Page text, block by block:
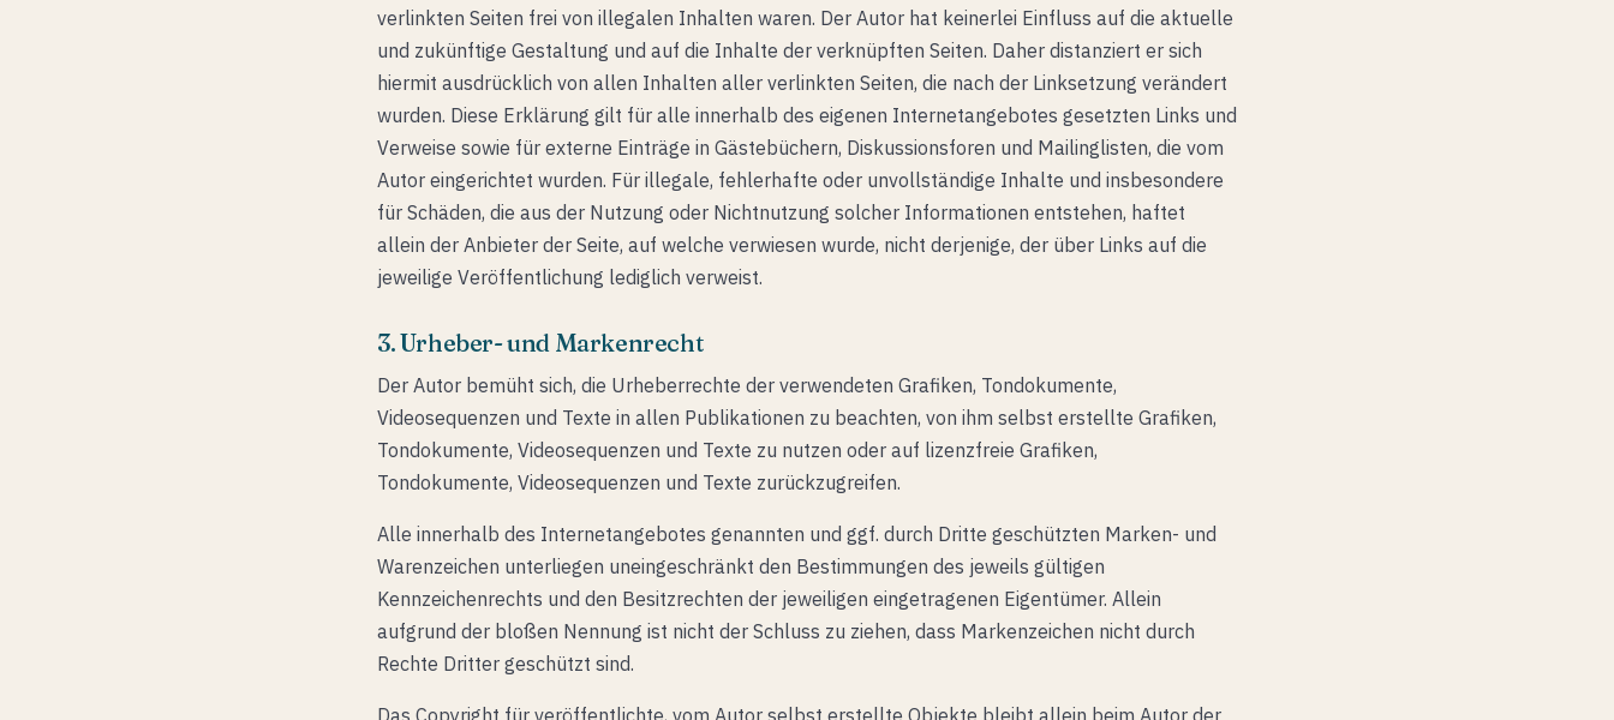
verlinkten Seiten frei von illegalen Inhalten waren. Der Autor hat keinerlei Einfluss auf die aktuelle
und zukünftige Gestaltung und auf die Inhalte der verknüpften Seiten. Daher distanziert er sich
hiermit ausdrücklich von allen Inhalten aller verlinkten Seiten, die nach der Linksetzung verändert
wurden. Diese Erklärung gilt für alle innerhalb des eigenen Internetangebotes gesetzten Links und
Verweise sowie für externe Einträge in Gästebüchern, Diskussionsforen und Mailinglisten, die vom
Autor eingerichtet wurden. Für illegale, fehlerhafte oder unvollständige Inhalte und insbesondere
für Schäden, die aus der Nutzung oder Nichtnutzung solcher Informationen entstehen, haftet
allein der Anbieter der Seite, auf welche verwiesen wurde, nicht derjenige, der über Links auf die
jeweilige Veröffentlichung lediglich verweist.
3. Urheber- und Markenrecht
Der Autor bemüht sich, die Urheberrechte der verwendeten Grafiken, Tondokumente,
Videosequenzen und Texte in allen Publikationen zu beachten, von ihm selbst erstellte Grafiken,
Tondokumente, Videosequenzen und Texte zu nutzen oder auf lizenzfreie Grafiken,
Tondokumente, Videosequenzen und Texte zurückzugreifen.
Alle innerhalb des Internetangebotes genannten und ggf. durch Dritte geschützten Marken- und
Warenzeichen unterliegen uneingeschränkt den Bestimmungen des jeweils gültigen
Kennzeichenrechts und den Besitzrechten der jeweiligen eingetragenen Eigentümer. Allein
aufgrund der bloßen Nennung ist nicht der Schluss zu ziehen, dass Markenzeichen nicht durch
Rechte Dritter geschützt sind.
Das Copyright für veröffentlichte, vom Autor selbst erstellte Objekte bleibt allein beim Autor der